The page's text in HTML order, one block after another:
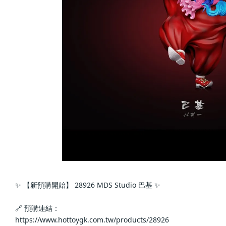
✨ 【新預購開始】 28926 MDS Studio 巴基 ✨
🔗 預購連結：
https://www.hottoygk.com.tw/products/28926